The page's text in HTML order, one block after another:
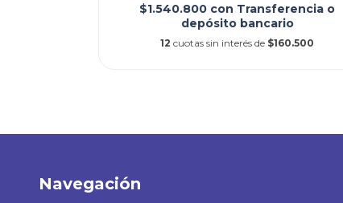
$1.540.800 con Transferencia o
depósito bancario
12 cuotas sin interés de $160.500
Navegación